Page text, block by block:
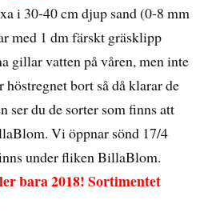
i 30-40 cm djup sand (0-8 mm
med 1 dm färskt gräsklipp
gillar vatten på våren, men inte
höstregnet bort så då klarar de
ser du de sorter som finns att
Vi öppnar sönd 17/4
under fliken BillaBlom.
bara 2018! Sortimentet